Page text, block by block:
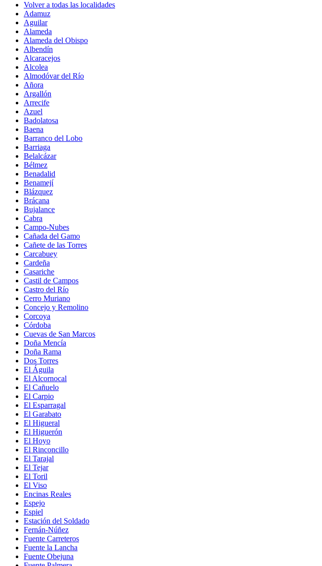
Volver a todas las localidades
Adamuz
Aguilar
Alameda
Alameda del Obispo
Albendín
Alcaracejos
Alcolea
Almodóvar del Río
Añora
Argallón
Arrecife
Azuel
Badolatosa
Baena
Barranco del Lobo
Barriaga
Belalcázar
Bélmez
Benadalid
Benamejí
Blázquez
Brácana
Bujalance
Cabra
Campo-Nubes
Cañada del Gamo
Cañete de las Torres
Carcabuey
Cardeña
Casariche
Castil de Campos
Castro del Río
Cerro Muriano
Concejo y Remolino
Corcoya
Córdoba
Cuevas de San Marcos
Doña Mencía
Doña Rama
Dos Torres
El Águila
El Alcornocal
El Cañuelo
El Carpio
El Esparragal
El Garabato
El Higueral
El Higuerón
El Hoyo
El Rinconcillo
El Tarajal
El Tejar
El Toril
El Viso
Encinas Reales
Espejo
Espiel
Estación del Soldado
Fernán-Núñez
Fuente Carreteros
Fuente la Lancha
Fuente Obejuna